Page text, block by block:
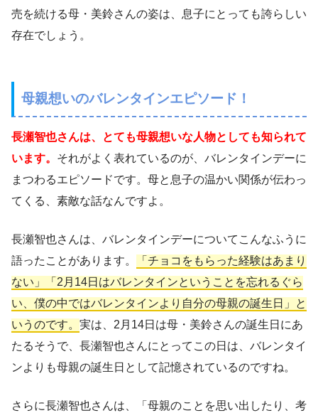
売を続ける母・美鈴さんの姿は、息子にとっても誇らしい
存在でしょう。
母親想いのバレンタインエピソード！
長瀬智也さんは、とても母親想いな人物としても知られて
います。 それがよく表れているのが、バレンタインデーに
まつわるエピソードです。母と息子の温かい関係が伝わっ
てくる、素敵な話なんですよ。
長瀬智也さんは、バレンタインデーについてこんなふうに
語ったことがあります。
「チョコをもらった経験はあまり
ない」「2月14日はバレンタインということを忘れるぐら
い、僕の中ではバレンタインより自分の母親の誕生日」と
いうのです。 実は、2月14日は母・美鈴さんの誕生日にあ
たるそうで、長瀬智也さんにとってこの日は、バレンタイ
ンよりも母親の誕生日として記憶されているのですね。
さらに長瀬智也さんは、「母親のことを思い出したり、考